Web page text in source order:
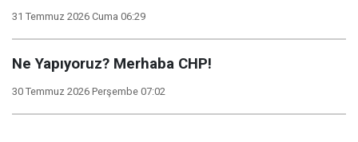
31 Temmuz 2026 Cuma 06:29
Ne Yapıyoruz? Merhaba CHP!
30 Temmuz 2026 Perşembe 07:02